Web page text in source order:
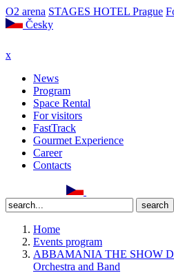
O2 arena STAGES HOTEL Prague
Česky
x
News
Program
Space Rental
For visitors
FastTrack
Gourmet Experience
Career
Contacts
Home
Events program
ABBAMANIA THE SHOW
Orchestra and Band